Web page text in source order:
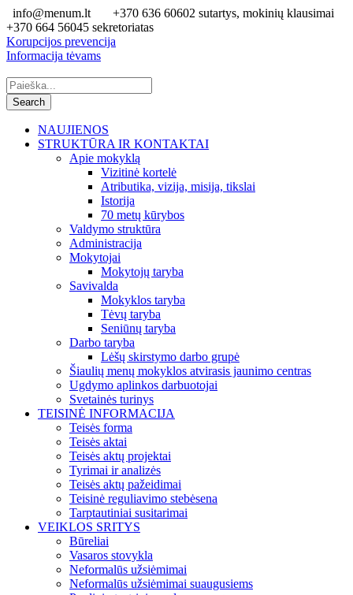
info@menum.lt
+370 636 60602 sutartys, mokinių klausimai
+370 664 56045 sekretoriatas
Korupcijos prevencija
Informacija tėvams
NAUJIENOS
STRUKTŪRA IR KONTAKTAI
Apie mokyklą
Vizitinė kortelė
Atributika, vizija, misija, tikslai
Istorija
70 metų kūrybos
Valdymo struktūra
Administracija
Mokytojai
Mokytojų taryba
Savivalda
Mokyklos taryba
Tėvų taryba
Seniūnų taryba
Darbo taryba
Lėšų skirstymo darbo grupė
Šiaulių menų mokyklos atvirasis jaunimo centras
Ugdymo aplinkos darbuotojai
Svetainės turinys
TEISINĖ INFORMACIJA
Teisės forma
Teisės aktai
Teisės aktų projektai
Tyrimai ir analizės
Teisės aktų pažeidimai
Teisinė reguliavimo stebėsena
Tarptautiniai susitarimai
VEIKLOS SRITYS
Būreliai
Vasaros stovykla
Neformalūs užsiėmimai
Neformalūs užsiėmimai suaugusiems